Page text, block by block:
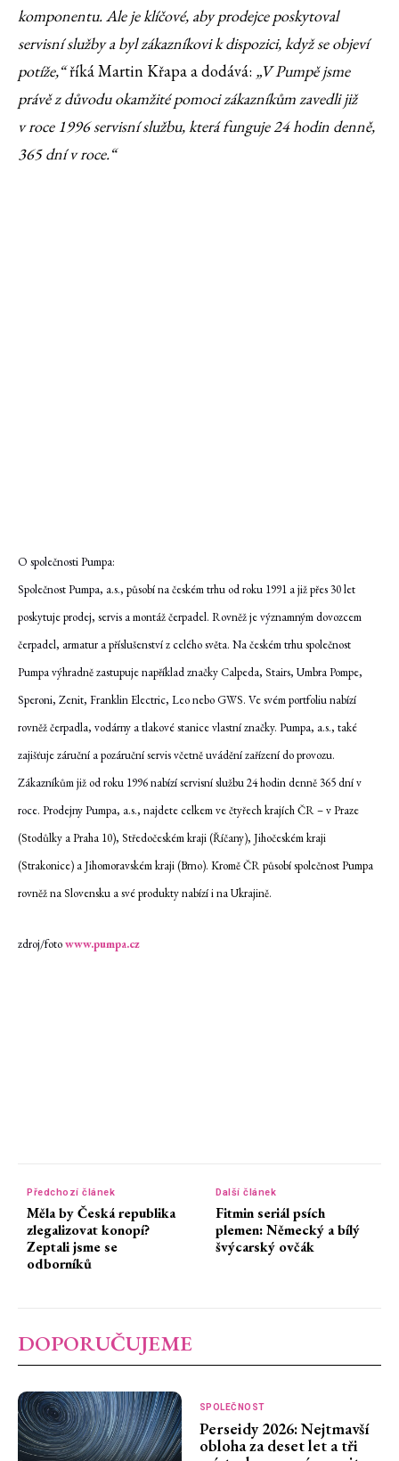
komponentu. Ale je klíčové, aby prodejce poskytoval
servisní služby a byl zákazníkovi k dispozici, když se objeví
potíže,“říká Martin Křapa a dodává: „V Pumpě jsme
právě z důvodu okamžité pomoci zákazníkům zavedli již
v roce 1996 servisní službu, která funguje 24 hodin denně,
365 dní v roce.“
O společnosti Pumpa:
Společnost Pumpa, a.s., působí na českém trhu od roku 1991 a již přes 30 let
poskytuje prodej, servis a montáž čerpadel. Rovněž je významným dovozcem
čerpadel, armatur a příslušenství z celého světa. Na českém trhu společnost
Pumpa výhradně zastupuje například značky Calpeda, Stairs, Umbra Pompe,
Speroni, Zenit, Franklin Electric, Leo nebo GWS. Ve svém portfoliu nabízí
rovněž čerpadla, vodárny a tlakové stanice vlastní značky. Pumpa, a.s., také
zajišťuje záruční a pozáruční servis včetně uvádění zařízení do provozu.
Zákazníkům již od roku 1996 nabízíservisní službu 24 hodin denně 365 dní v
roce. Prodejny Pumpa, a.s., najdetecelkem ve čtyřech krajích ČR – v Praze
(Stodůlky a Praha 10), Středočeském kraji (Říčany), Jihočeském kraji
(Strakonice) a Jihomoravském kraji (Brno). Kromě ČR působí společnost Pumpa
rovněž na Slovensku a své produkty nabízí i na Ukrajině.
zdroj/fotowww.pumpa.cz
Předchozí článek
Měla by Česká republika
zlegalizovat konopí?
Zeptali jsme se
odborníků
Další článek
Fitmin seriál psích
plemen: Německý a bílý
švýcarský ovčák
DOPORUČUJEME
SPOLEČNOST
Perseidy 2026: Nejtmavší
obloha za deset let a tři